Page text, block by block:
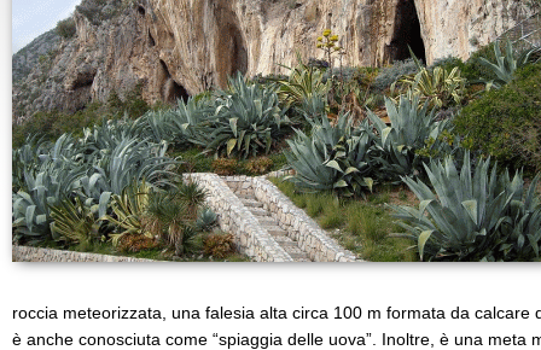
roccia meteorizzata, una falesia alta circa 100 m formata da calcare
è anche conosciuta come “spiaggia delle uova”. Inoltre, è una meta